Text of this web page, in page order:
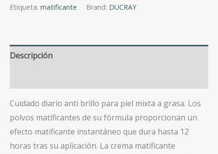
Etiqueta: matificante Brand: DUCRAY
Descripción
Cuidado diario anti brillo para piel mixta a grasa. Los
polvos matificantes de su fórmula proporcionan un
efecto matificante instantáneo que dura hasta 12
horas tras su aplicación. La crema matificante